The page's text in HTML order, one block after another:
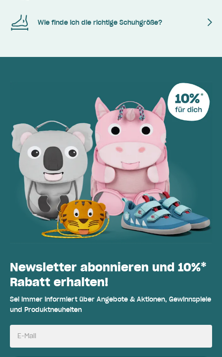
Wie finde ich die richtige Schuhgröße?
Newsletter abonnieren und 10%*
Rabatt erhalten!
Sei immer informiert über Angebote & Aktionen, Gewinnspiele
und Produktneuheiten
E-Mail